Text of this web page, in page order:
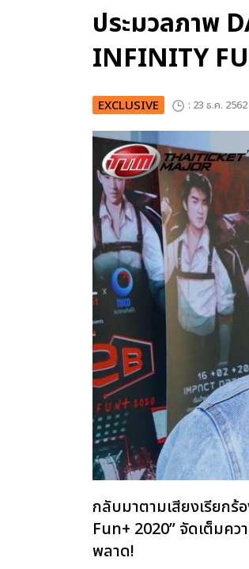
ประมวลภาพ
INFINITY
EXCLUSIVE : 23 ธ.ค. 2562
กลับมาตามเสียงเรียก
Fun+ 2020” จัดเต็มค
พลาด!